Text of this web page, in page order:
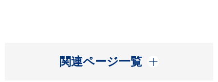
関連ページ一覧
開く